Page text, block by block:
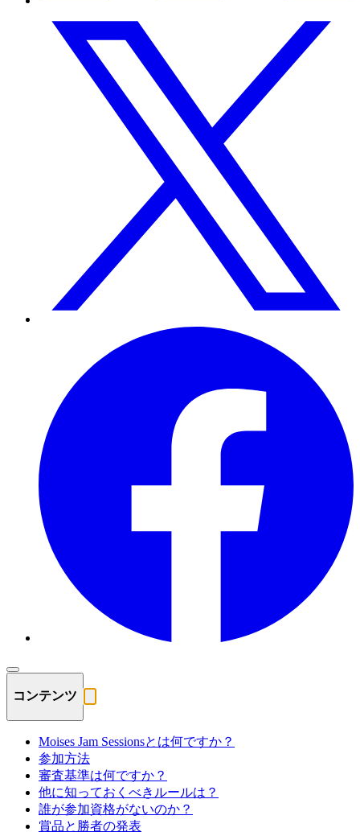
コンテンツ
Moises Jam Sessionsとは何ですか？
参加方法
審査基準は何ですか？
他に知っておくべきルールは？
誰が参加資格がないのか？
賞品と勝者の発表